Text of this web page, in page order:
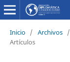
Inicio / Archivos /
Artículos